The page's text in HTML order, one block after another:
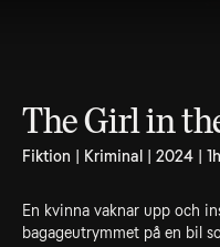
The Girl in
Fiktion | Kriminal | 2024 |
En kvinna vaknar upp och
bagageutrymmet på en bil